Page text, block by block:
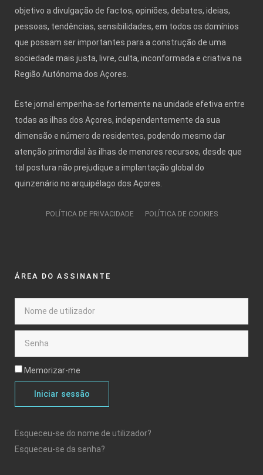
objetivo a divulgação de factos, opiniões, debates, ideias,
pessoas, tendências, sensibilidades, em todos os domínios
que possam ser importantes para a construção de uma
sociedade mais justa, livre, culta, inconformada e criativa na
Região Autónoma dos Açores.
Este jornal empenha-se fortemente na unidade efetiva entre
todas as ilhas dos Açores, independentemente da sua
dimensão e número de residentes, podendo mesmo dar
atenção primordial às ilhas de menores recursos, desde que
tal postura não prejudique a implantação global do
quinzenário no arquipélago dos Açores.
POLÍTICA DE PRIVACIDADE POLÍTICA DE COOKIES
ÁREA DO ASSINANTE
Memorizar-me
Iniciar sessão
Esqueceu-se do nome de utilizador?
Esqueceu-se da senha?